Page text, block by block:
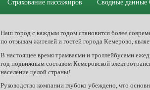
Страхование пассажиров Сводные
Наш город с каждым годом становится более
по отзывам жителей и гостей города Кемерово,
В настоящее время трамваями и троллейбусами
год подвижным составом Кемеровской
население целой страны!
Руководство компании глубоко убеждено, что